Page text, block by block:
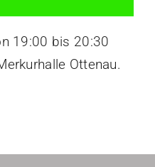
19:00 bis 20:30
Ottenau.